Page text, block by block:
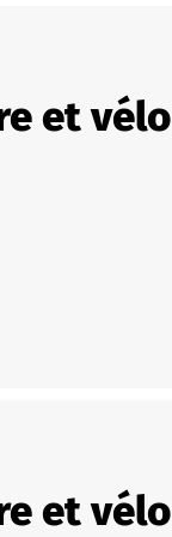
et vélo
et vélo